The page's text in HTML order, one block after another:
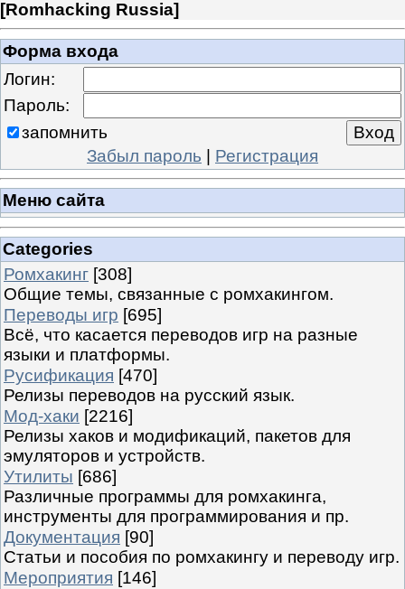
[Romhacking Russia]
Форма входа
Логин:
Пароль:
запомнить
Забыл пароль | Регистрация
Меню сайта
Categories
Ромхакинг [308]
Общие темы, связанные с ромхакингом.
Переводы игр [695]
Всё, что касается переводов игр на разные
языки и платформы.
Русификация [470]
Релизы переводов на русский язык.
Мод-хаки [2216]
Релизы хаков и модификаций, пакетов для
эмуляторов и устройств.
Утилиты [686]
Различные программы для ромхакинга,
инструменты для программирования и пр.
Документация [90]
Статьи и пособия по ромхакингу и переводу игр.
Мероприятия [146]